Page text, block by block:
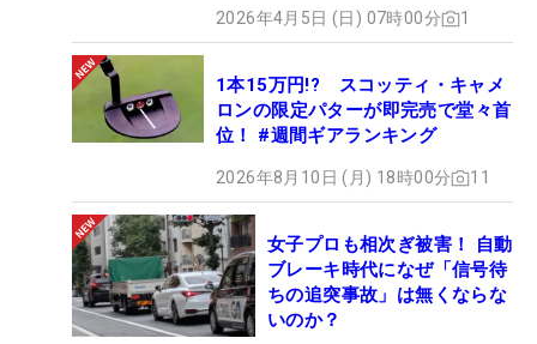
2026年4月5日 (日) 07時00分 1
1本15万円!? スコッティ・キャメ
ロンの限定パターが即完売で堂々首
位！ #週間ギアランキング
2026年8月10日 (月) 18時00分 11
女子プロも相次ぎ被害！ 自動
ブレーキ時代になぜ「信号待
ちの追突事故」は無くならな
いのか？